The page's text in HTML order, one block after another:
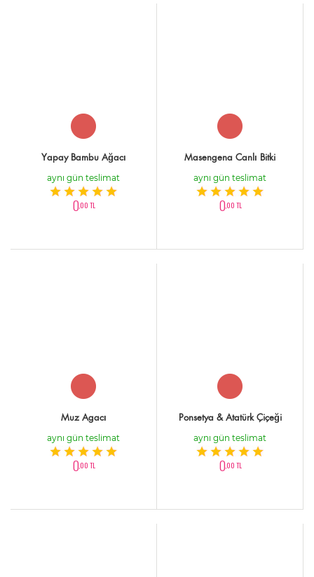
Yapay Bambu Ağacı
aynı gün teslimat
0,00 TL
Masengena Canlı Bitki
aynı gün teslimat
0,00 TL
Muz Agacı
aynı gün teslimat
0,00 TL
Ponsetya & Atatürk Çiçeği
aynı gün teslimat
0,00 TL